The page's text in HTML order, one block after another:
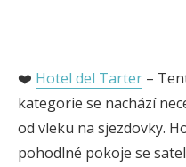
❤️ Hotel del Tarter –
kategorie se nachází
od vleku na sjezdovky.
pohodlné pokoje se